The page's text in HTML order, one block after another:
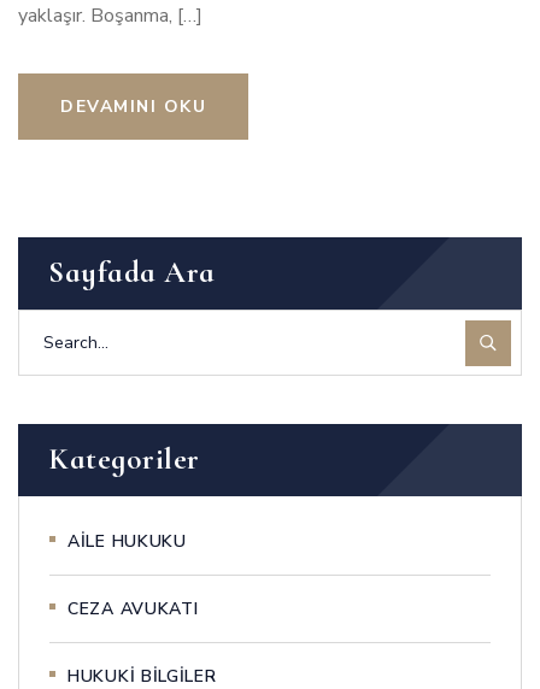
yaklaşır. Boşanma, […]
DEVAMINI OKU
Sayfada Ara
Kategoriler
AİLE HUKUKU
CEZA AVUKATI
HUKUKİ BİLGİLER